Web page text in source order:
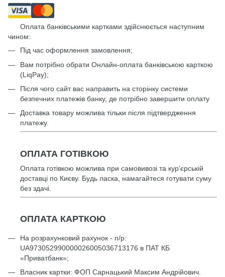
Оплата банківськими картками здійснюється наступним
чином:
Під час оформлення замовлення;
Вам потрібно обрати Онлайн-оплата банківською карткою
(LiqPay);
Після чого сайт вас направить на сторінку системи
безпечних платежів банку, де потрібно завершити оплату
Доставка товару можлива тільки після підтвердження
платежу.
ОПЛАТА ГОТІВКОЮ
Оплата готівкою можлива при самовивозі та кур'єрській
доставці по Києву. Будь ласка, намагайтеся готувати суму
без здачі.
ОПЛАТА КАРТКОЮ
На розрахунковий рахунок - п/р:
UА973052990000026005036713176 в ПАТ КБ
«Приватбанк»;
Власник картки: ФОП Сарнацький Максим Андрійович.